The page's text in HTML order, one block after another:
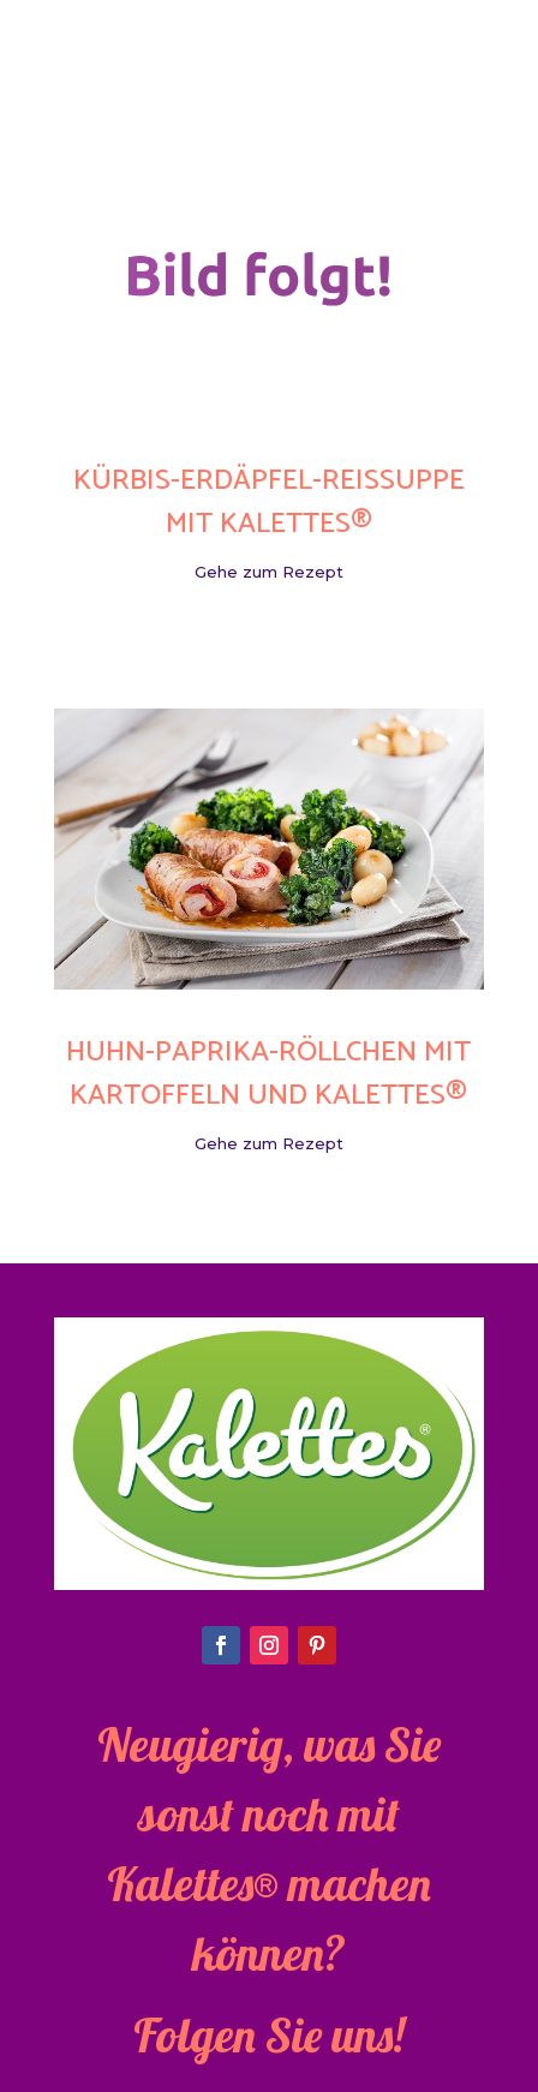
KÜRBIS-ERDÄPFEL-REISSUPPE
MIT KALETTES®
Gehe zum Rezept
HUHN-PAPRIKA-RÖLLCHEN MIT
KARTOFFELN UND KALETTES®
Gehe zum Rezept
Neugierig, was Sie
sonst noch mit
Kalettes® machen
können?
Folgen Sie uns!